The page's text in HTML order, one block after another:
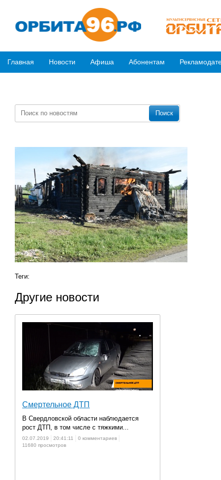
Главная Новости Афиша Абонентам
Теги:
Другие новости
Смертельное ДТП
В Свердловской области наблюдается
рост ДТП, в том числе с тяжкими...
02.07.2019 20:41:11
0 комментариев
11680 просмотров